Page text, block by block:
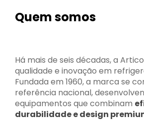
Quem somos
Há mais de seis décadas, a
qualidade e inovação em
Fundada em 1960, a marca se
referência nacional,
equipamentos que combinam
durabilidade e design